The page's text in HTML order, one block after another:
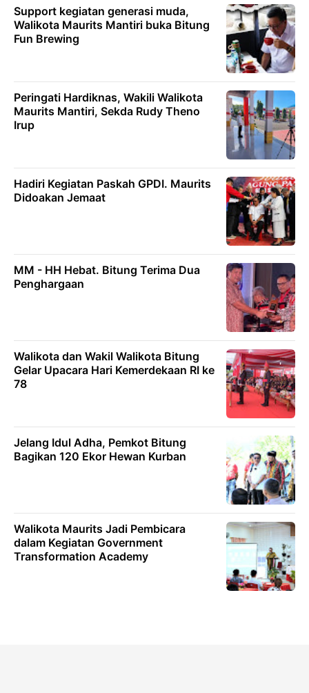
Support kegiatan generasi muda,
Walikota Maurits Mantiri buka Bitung
Fun Brewing
Peringati Hardiknas, Wakili Walikota
Maurits Mantiri, Sekda Rudy Theno
Irup
Hadiri Kegiatan Paskah GPDI. Maurits
Didoakan Jemaat
MM - HH Hebat. Bitung Terima Dua
Penghargaan
Walikota dan Wakil Walikota Bitung
Gelar Upacara Hari Kemerdekaan RI ke
78
Jelang Idul Adha, Pemkot Bitung
Bagikan 120 Ekor Hewan Kurban
Walikota Maurits Jadi Pembicara
dalam Kegiatan Government
Transformation Academy